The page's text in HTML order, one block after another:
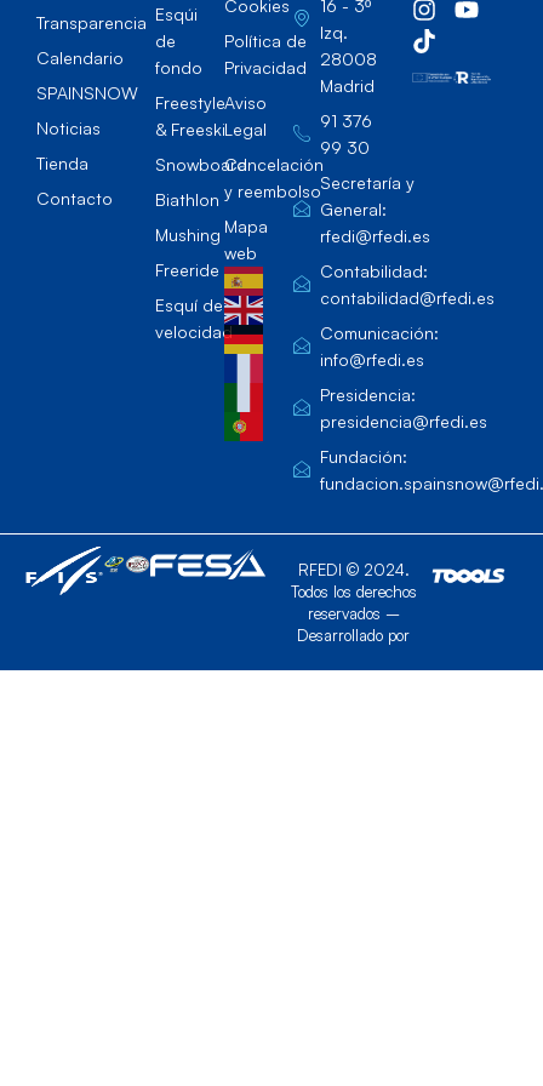
Transparencia
Calendario
SPAINSNOW
Noticias
Tienda
Contacto
Esqúi
de
fondo
Freestyle
& Freeski
Snowboard
Biathlon
Mushing
Freeride
Esquí de
velocidad
Cookies
Política de
Privacidad
Aviso
Legal
Cancelación
y reembolso
Mapa
web
16 - 3º
Izq.
28008
Madrid
91 376
99 30
Secretaría y
General:
rfedi@rfedi.es
Contabilidad:
contabilidad@rfedi.es
Comunicación:
info@rfedi.es
Presidencia:
presidencia@rfedi.es
Fundación:
RFEDI © 2024.
Todos los derechos
reservados –
Desarrollado por